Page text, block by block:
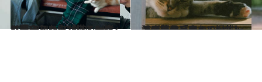
2024.6.7
SUPER JUNIOR-D&Eドンヘとウニョクが猫と一緒に暮らしたら「ウニョクは猫みたい」
カルチャー 2024.6.7
【応募作品すべて掲載】 誌面連動「かわいいニャングランプリ」 いよいよ、結果発表！
ライフスタイル